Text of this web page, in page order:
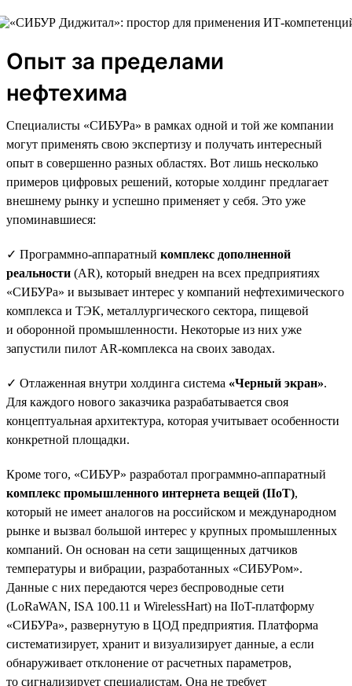
Опыт за пределами
нефтехима
Специалисты «СИБУРа» в рамках одной и той же компании
могут применять свою экспертизу и получать интересный
опыт в совершенно разных областях. Вот лишь несколько
примеров цифровых решений, которые холдинг предлагает
внешнему рынку и успешно применяет у себя. Это уже
упоминавшиеся:
✓ Программно-аппаратный комплекс дополненной
реальности (AR), который внедрен на всех предприятиях
«СИБУРа» и вызывает интерес у компаний нефтехимического
комплекса и ТЭК, металлургического сектора, пищевой
и оборонной промышленности. Некоторые из них уже
запустили пилот AR-комплекса на своих заводах.
✓ Отлаженная внутри холдинга система «Черный экран».
Для каждого нового заказчика разрабатывается своя
концептуальная архитектура, которая учитывает особенности
конкретной площадки.
Кроме того, «СИБУР» разработал программно-аппаратный
комплекс промышленного интернета вещей (IIoT),
который не имеет аналогов на российском и международном
рынке и вызвал большой интерес у крупных промышленных
компаний. Он основан на сети защищенных датчиков
температуры и вибрации, разработанных «СИБУРом».
Данные с них передаются через беспроводные сети
(LoRaWAN, ISA 100.11 и WirelessHart) на IIoT-платформу
«СИБУРа», развернутую в ЦОД предприятия. Платформа
систематизирует, хранит и визуализирует данные, а если
обнаруживает отклонение от расчетных параметров,
то сигнализирует специалистам. Она не требует